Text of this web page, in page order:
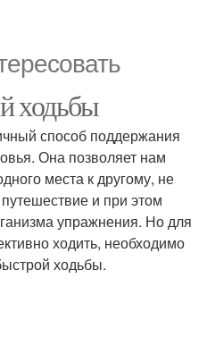
ходьбы
способ поддержания
Она позволяет нам
места к другому, не
и при этом
упражнения. Но для
ходить, необходимо
ходьбы.